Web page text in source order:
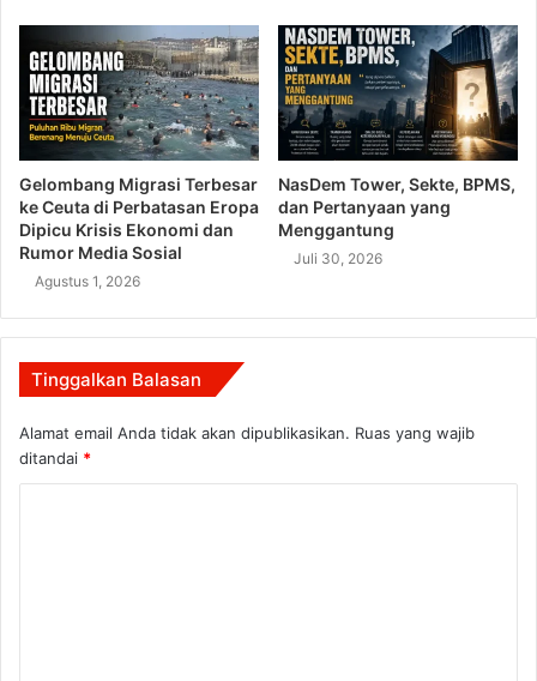
Gelombang Migrasi Terbesar
ke Ceuta di Perbatasan Eropa
Dipicu Krisis Ekonomi dan
Rumor Media Sosial
Agustus 1, 2026
NasDem Tower, Sekte, BPMS,
dan Pertanyaan yang
Menggantung
Juli 30, 2026
Tinggalkan Balasan
Alamat email Anda tidak akan dipublikasikan. Ruas yang wajib
ditandai *